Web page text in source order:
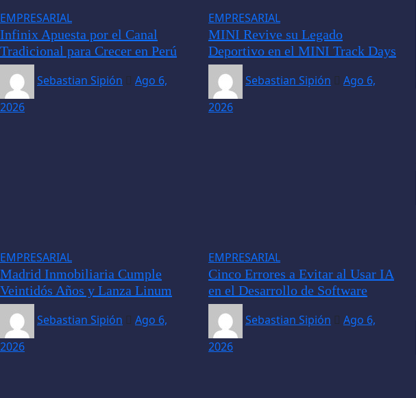
EMPRESARIAL
Infinix Apuesta por el Canal
Tradicional para Crecer en Perú
Sebastian Sipión
Ago 6,
2026
EMPRESARIAL
MINI Revive su Legado
Deportivo en el MINI Track Days
Sebastian Sipión
Ago 6,
2026
EMPRESARIAL
Madrid Inmobiliaria Cumple
Veintidós Años y Lanza Linum
Sebastian Sipión
Ago 6,
2026
EMPRESARIAL
Cinco Errores a Evitar al Usar IA
en el Desarrollo de Software
Sebastian Sipión
Ago 6,
2026